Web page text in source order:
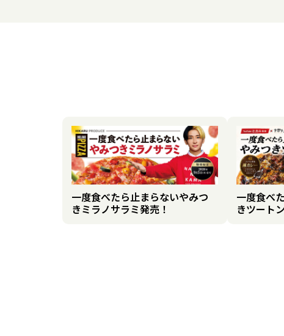
一度食べたら止まらないやみつ
きミラノサラミ発売！
一度食べ
きツート